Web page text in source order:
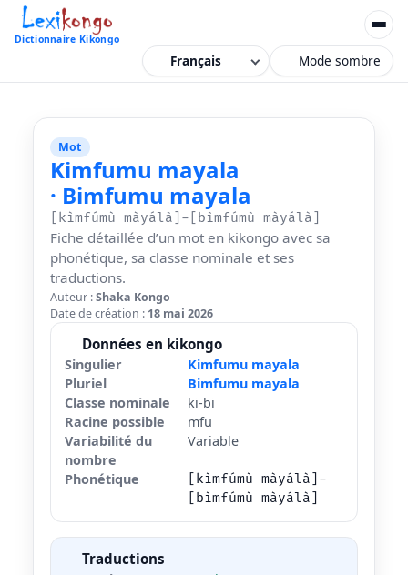
Dictionnaire Kikongo
Mode sombre
Mot
Kimfumu mayala
· Bimfumu mayala
[kìmfúmù màyálà]-[bìmfúmù màyálà]
Fiche détaillée d’un mot en kikongo avec sa
phonétique, sa classe nominale et ses
traductions.
Auteur :Shaka Kongo
Date de création : 18 mai 2026
Données en kikongo
Singulier
Kimfumu mayala
Pluriel
Bimfumu mayala
Classe nominale
ki-bi
Racine possible
mfu
Variabilité du
nombre
Variable
Phonétique
[kìmfúmù màyálà]-
[bìmfúmù màyálà]
Traductions